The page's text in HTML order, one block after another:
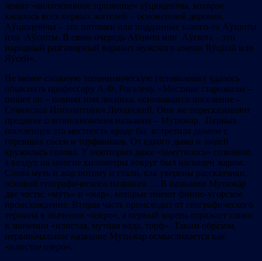
лежит «коллективное прозвище» аўцюцевічы, которое
касалось всех первых жителей – основателей деревни.
Аўцюцевічы – это потомки или подданные какого-то Аўцюты
или Аўсюты. В свою очередь Аўцюта или Аўсюта – это
народный разговорный вариант мужского имени Яўціхій или
Яўсей».
Не менее сложную топонимическую головоломку удалось
объяснить профессору А.Ф. Рогалеву. «Местные старожилы –
пишет он – помнят имя лесника, основавшего поселение –
Станислав Ипполитович Лоханский. Они же пересказывают
предание о возникновения названия – Мутижар. Первых
поселенцев эта местность вроде бы встретила дымом с
горевших сосен и торфяников. От едкого дыма и людей
кружилась голова. У некоторых даже «замутилось» сознание,
а воздух на многие километры вокруг был насыщен жаром.
Слова муть и жар потому и стали, как уверены рассказчики,
основой географического названия. …В названии Мутижар
две части: «муть» и «жар», которые имеют финно-угорское
происхождение. Вторая часть происходит от географического
термина в значении «озеро», а первый корень отражает слово
в значении «илистая, мутная вода, торф». Таким образом,
первоначальное название Мутижар осмысливается как
«илистое озеро».